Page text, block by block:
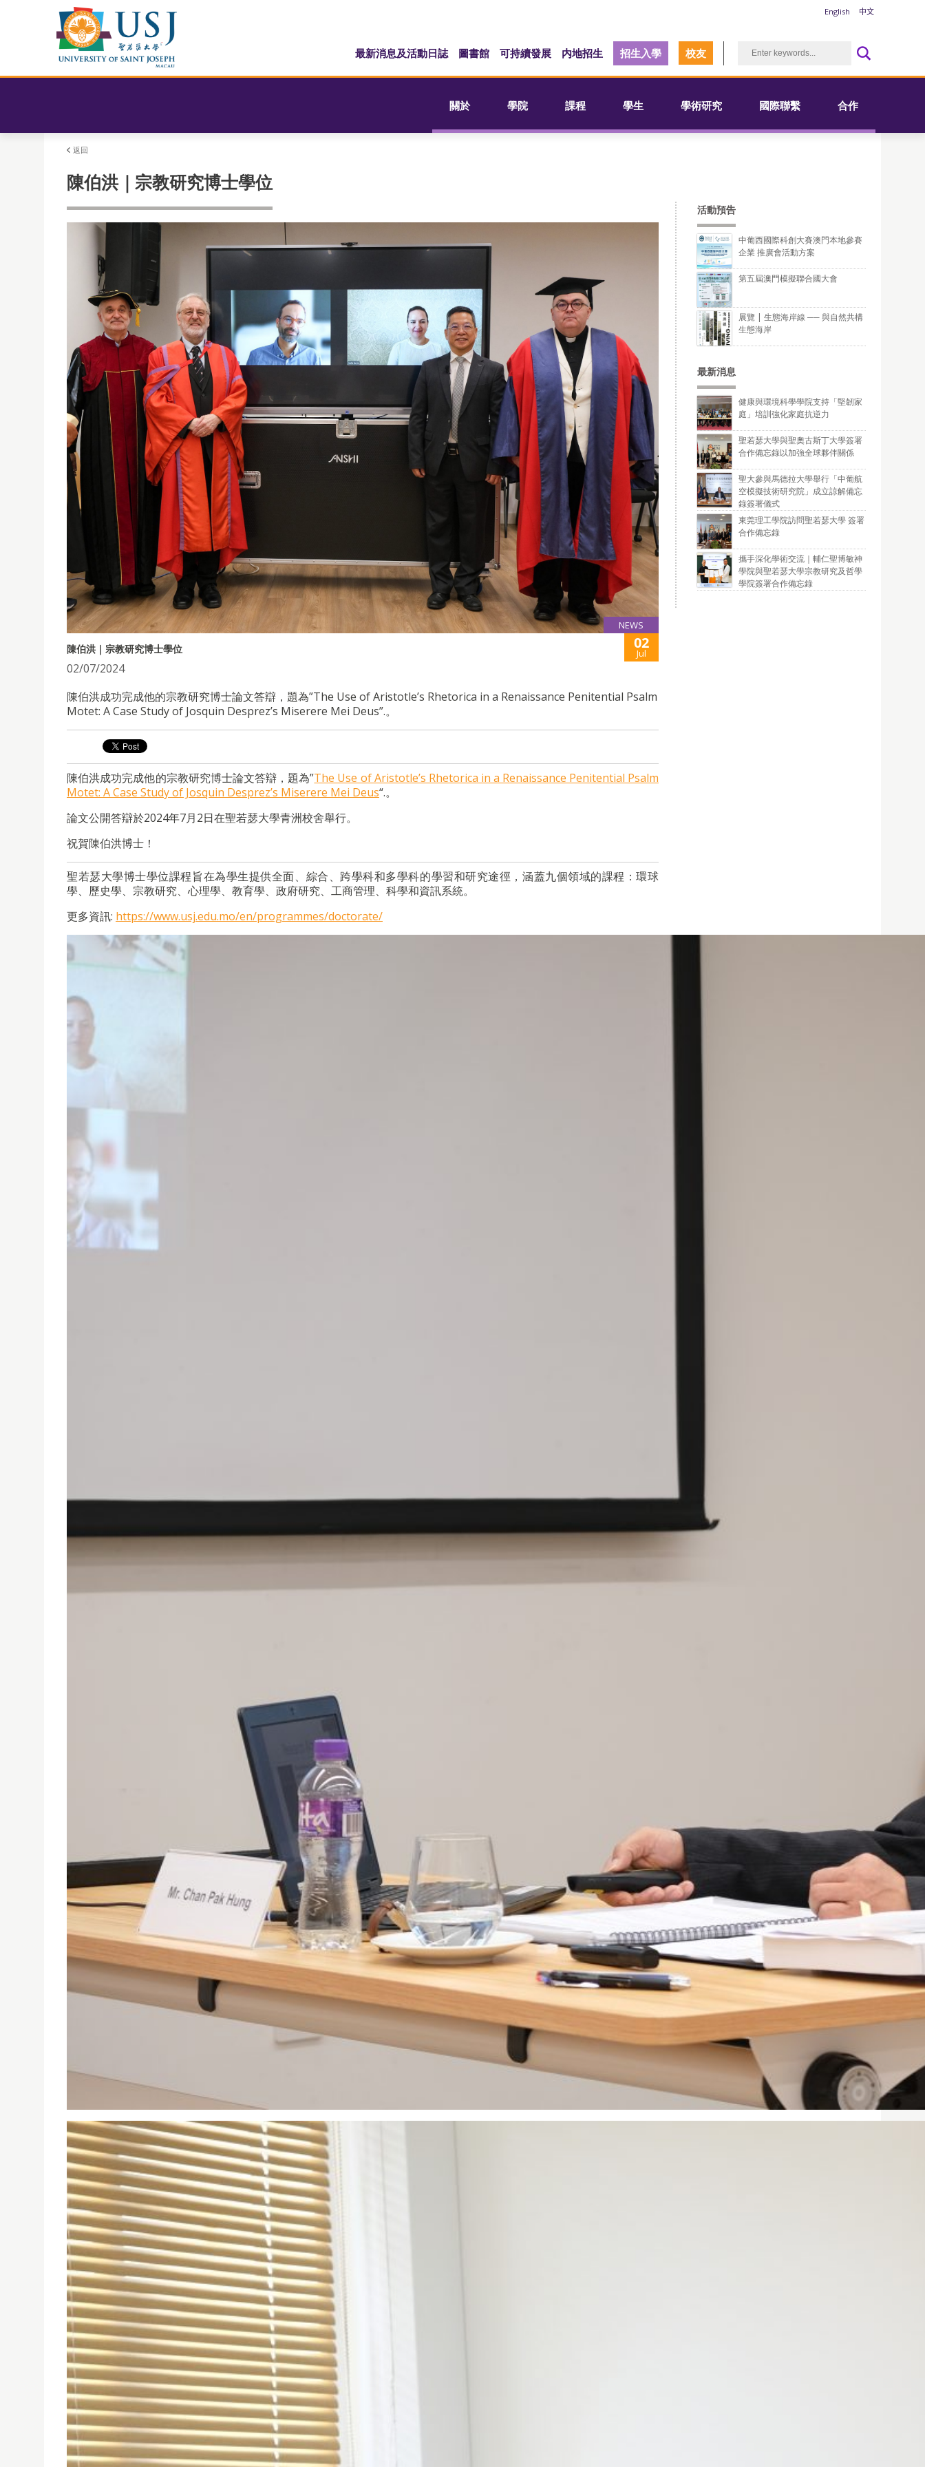
English 中文
最新消息及活動日誌 圖書館 可持續發展 内地招生 招生入學 校友
關於 學院 課程 學生 學術研究 國際聯繫 合作
返回
陳伯洪｜宗教研究博士學位
NEWS
陳伯洪｜宗教研究博士學位 02
Jul
02/07/2024
陳伯洪成功完成他的宗教研究博士論文答辯，題為”The Use of Aristotle’s Rhetorica in a Renaissance Penitential Psalm
Motet: A Case Study of Josquin Desprez’s Miserere Mei Deus”.。
陳伯洪成功完成他的宗教研究博士論文答辯，題為”The Use of Aristotle’s Rhetorica in a Renaissance Penitential Psalm
Motet: A Case Study of Josquin Desprez’s Miserere Mei Deus“.。
論文公開答辯於2024年7月2日在聖若瑟大學青洲校舍舉行。
祝賀陳伯洪博士！
聖若瑟大學博士學位課程旨在為學生提供全面、綜合、跨學科和多學科的學習和研究途徑，涵蓋九個領域的課程：環球
學、歷史學、宗教研究、心理學、教育學、政府研究、工商管理、科學和資訊系統。
更多資訊: https://www.usj.edu.mo/en/programmes/doctorate/
活動預告
中葡西國際科創大賽澳門本地參賽
企業 推廣會活動方案
第五屆澳門模擬聯合國大會
展覽 | 生態海岸線 ── 與自然共構
生態海岸
最新消息
健康與環境科學學院支持「堅韌家
庭」培訓強化家庭抗逆力
聖若瑟大學與聖奧古斯丁大學簽署
合作備忘錄以加強全球夥伴關係
聖大參與馬德拉大學舉行「中葡航
空模擬技術研究院」成立諒解備忘
錄簽署儀式
東莞理工學院訪問聖若瑟大學 簽署
合作備忘錄
攜手深化學術交流｜輔仁聖博敏神
學院與聖若瑟大學宗教研究及哲學
學院簽署合作備忘錄